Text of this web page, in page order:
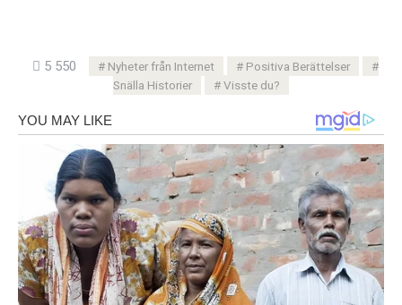
5 550 Nyheter från Internet
Positiva Berättelser
Snälla Historier
Visste du?